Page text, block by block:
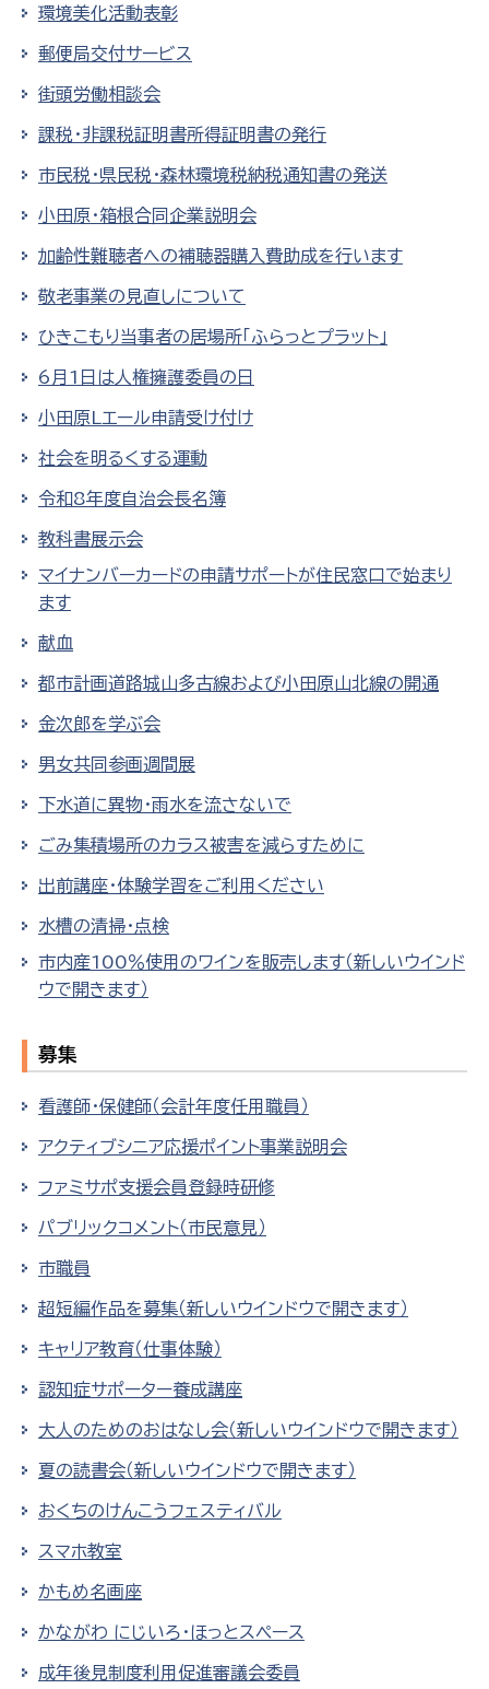
環境美化活動表彰
郵便局交付サービス
街頭労働相談会
課税・非課税証明書所得証明書の発行
市民税・県民税・森林環境税納税通知書の発送
小田原・箱根合同企業説明会
加齢性難聴者への補聴器購入費助成を行います
敬老事業の見直しについて
ひきこもり当事者の居場所「ふらっとプラット」
6月1日は人権擁護委員の日
小田原Lエール申請受け付け
社会を明るくする運動
令和8年度自治会長名簿
教科書展示会
マイナンバーカードの申請サポートが住民窓口で始まり
ます
献血
都市計画道路城山多古線および小田原山北線の開通
金次郎を学ぶ会
男女共同参画週間展
下水道に異物・雨水を流さないで
ごみ集積場所のカラス被害を減らすために
出前講座・体験学習をご利用ください
水槽の清掃・点検
市内産100％使用のワインを販売します（新しいウインド
ウで開きます）
募集
看護師・保健師（会計年度任用職員）
アクティブシニア応援ポイント事業説明会
ファミサポ支援会員登録時研修
パブリックコメント（市民意見）
市職員
超短編作品を募集（新しいウインドウで開きます）
キャリア教育（仕事体験）
認知症サポーター養成講座
大人のためのおはなし会（新しいウインドウで開きます）
夏の読書会（新しいウインドウで開きます）
おくちのけんこうフェスティバル
スマホ教室
かもめ名画座
かながわ にじいろ・ほっとスペース
成年後見制度利用促進審議会委員